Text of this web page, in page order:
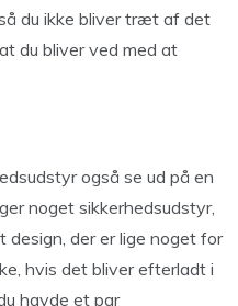
du ikke bliver træt af det
du bliver ved med at
også se ud på en
noget sikkerhedsudstyr,
design, der er lige noget for
hvis det bliver efterladt i
havde et par